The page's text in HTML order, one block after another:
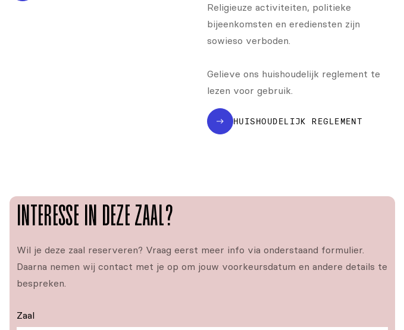
Religieuze activiteiten, politieke
bijeenkomsten en erediensten zijn
sowieso verboden.
Gelieve ons huishoudelijk reglement te
lezen voor gebruik.
HUISHOUDELIJK REGLEMENT
INTERESSE IN DEZE ZAAL?
Wil je deze zaal reserveren? Vraag eerst meer info via onderstaand formulier.
Daarna nemen wij contact met je op om jouw voorkeursdatum en andere details te
bespreken.
Zaal